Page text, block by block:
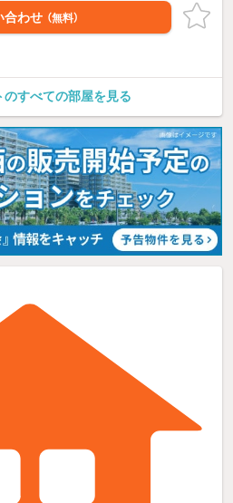
合わせ （無料）
のすべての部屋を見る